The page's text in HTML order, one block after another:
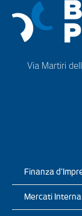
Via Martiri
Finanza
Mercati